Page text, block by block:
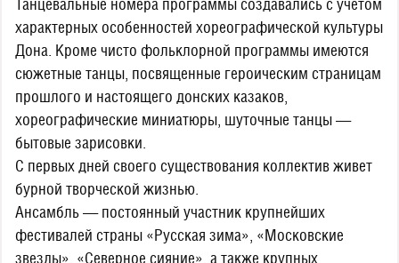
Танцевальные номера программы создавались с учетом
характерных особенностей хореографической культуры
Дона. Кроме чисто фольклорной программы имеются
сюжетные танцы, посвященные героическим страницам
прошлого и настоящего донских казаков,
хореографические миниатюры, шуточные танцы —
бытовые зарисовки.
С первых дней своего существования коллектив живет
бурной творческой жизнью.
Ансамбль — постоянный участник крупнейших
фестивалей страны «Русская зима», «Московские
звезды», «Северное сияние», а также крупных